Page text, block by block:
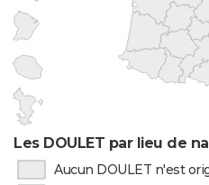
Les DOULET par lieu de
Aucun DOULET n'est